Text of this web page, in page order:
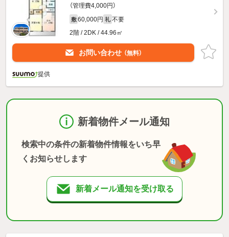
（管理費4,000円）
敷 60,000円 礼 不要
2階 / 2DK / 44.96㎡
お問い合わせ （無料）
提供
新着物件メール通知
検索中の条件の新着物件情報をいち早
くお知らせします
新着メール通知を受け取る